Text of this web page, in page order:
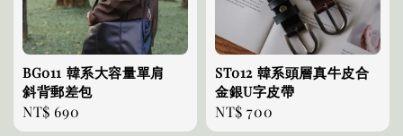
BG011 韓系大容量單肩
斜背郵差包
Regular
NT$ 690
ST012 韓系頭層真牛皮合
金銀U字皮帶
Regular
NT$ 700